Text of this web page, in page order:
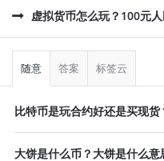
虚拟货币怎么玩？100元
侧
随意 答案 标签云
比特币是玩合约好还是买现货
大饼是什么币？大饼是什么意